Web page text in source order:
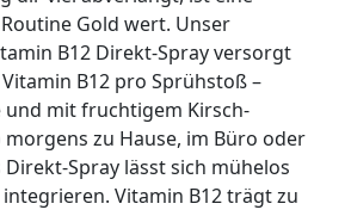
Gold wert. Unser
B12 Direkt-Spray versorgt
B12 pro Sprühstoß –
und mit fruchtigem Kirsch-
morgens zu Hause, im Büro oder
Spray lässt sich mühelos
Vitamin B12 trägt zu